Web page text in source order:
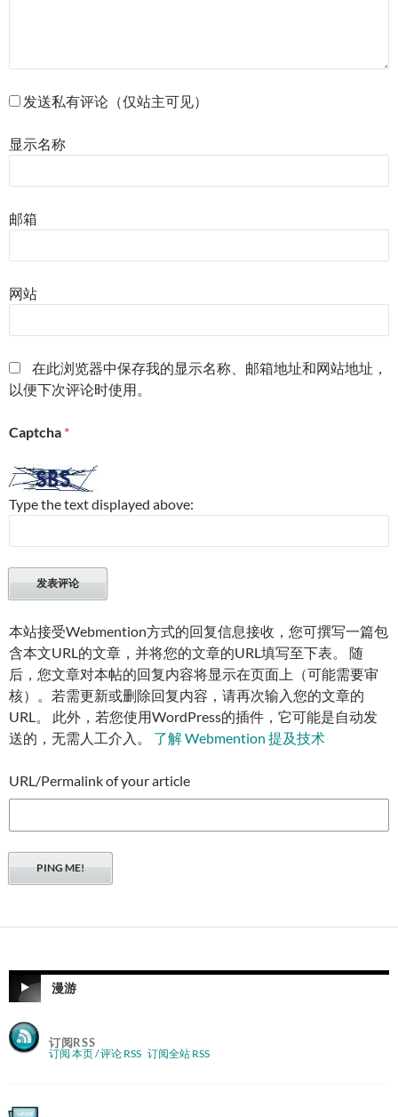
发送私有评论（仅站主可见）
显示名称
邮箱
网站
在此浏览器中保存我的显示名称、邮箱地址和网站地址，
以便下次评论时使用。
Captcha *
Type the text displayed above:
本站接受Webmention方式的回复信息接收，您可撰写一篇包
含本文URL的文章，并将您的文章的URL填写至下表。 随
后，您文章对本帖的回复内容将显示在页面上（可能需要审
核）。若需更新或删除回复内容，请再次输入您的文章的
URL。 此外，若您使用WordPress的插件，它可能是自动发
送的，无需人工介入。 了解 Webmention 提及技术
URL/Permalink of your article
漫游
订阅RSS
订阅 本页 / 评论 RSS 订阅全站 RSS